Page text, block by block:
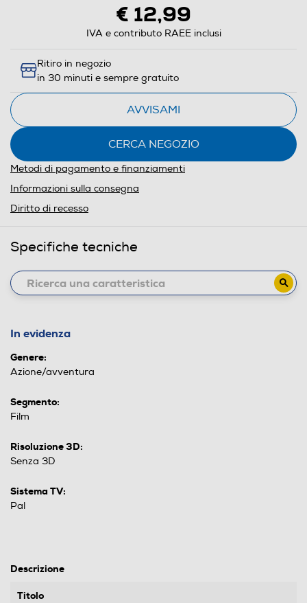
€ 12,99
IVA e contributo RAEE inclusi
Ritiro in negozio
in 30 minuti e sempre gratuito
AVVISAMI
CERCA NEGOZIO
Metodi di pagamento e finanziamenti
Informazioni sulla consegna
Diritto di recesso
Specifiche tecniche
In evidenza
Genere:
Azione/avventura
Segmento:
Film
Risoluzione 3D:
Senza 3D
Sistema TV:
Pal
Descrizione
Titolo